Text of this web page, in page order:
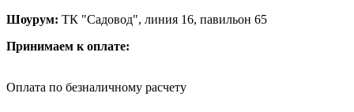
Шоурум: ТК "Садовод", линия 16, павильон 65
Принимаем к оплате:
Оплата по безналичному расчету